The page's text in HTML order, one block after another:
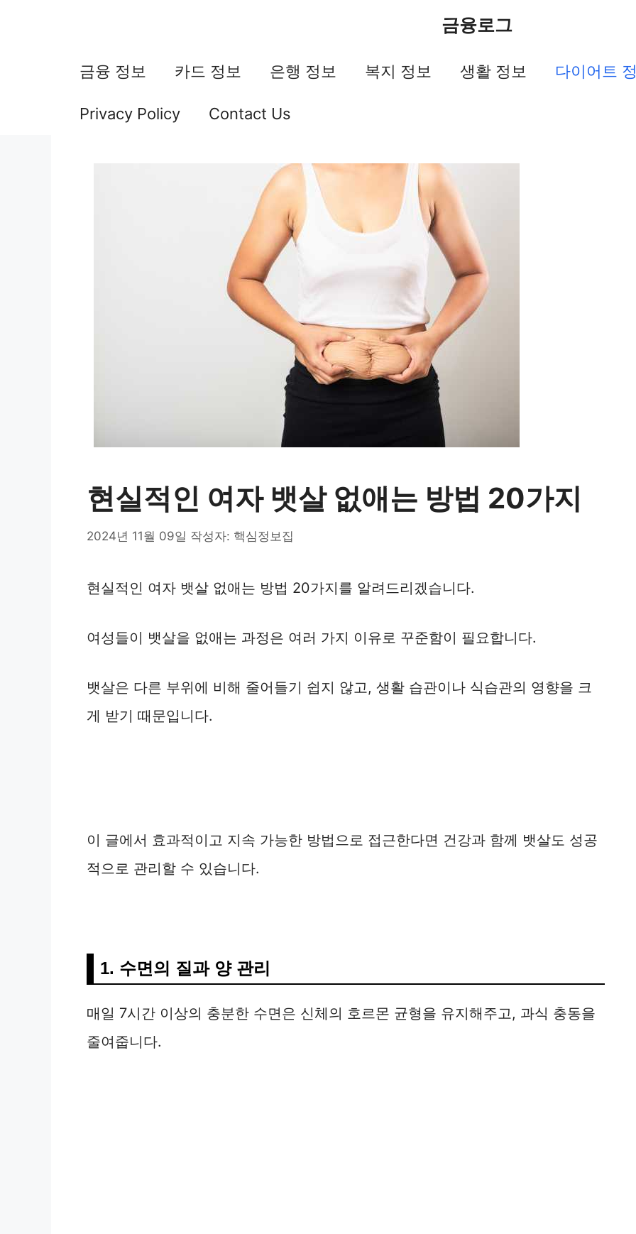
금융로그
금융 정보 카드 정보 은행 정보 복지 정보 생활 정보 다이어트
Privacy Policy Contact Us
현실적인 여자 뱃살 없애는 방법 20가지
2024년 11월 09일 작성자: 핵심정보집
현실적인 여자 뱃살 없애는 방법 20가지를 알려드리겠습니다.
여성들이 뱃살을 없애는 과정은 여러 가지 이유로 꾸준함이 필요합니다.
뱃살은 다른 부위에 비해 줄어들기 쉽지 않고, 생활 습관이나 식습관의 영향을 크
게 받기 때문입니다.
이 글에서 효과적이고 지속 가능한 방법으로 접근한다면 건강과 함께 뱃살도 성공
적으로 관리할 수 있습니다.
1. 수면의 질과 양 관리
매일 7시간 이상의 충분한 수면은 신체의 호르몬 균형을 유지해주고, 과식 충동을
줄여줍니다.